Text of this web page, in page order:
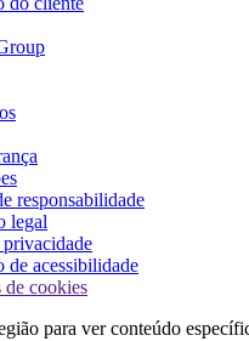
responsabilidade
legal
de acessibilidade
cookies
para ver conteúdo